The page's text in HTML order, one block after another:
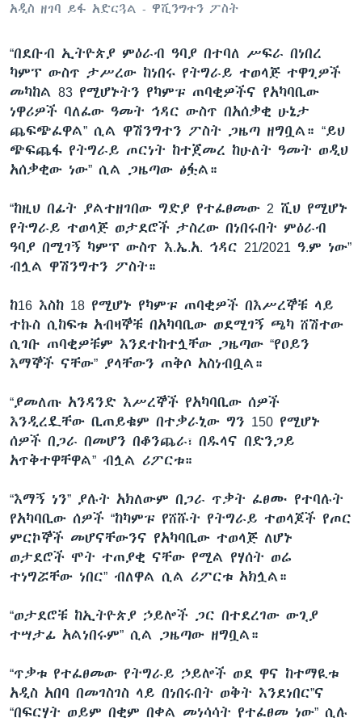
አዲስ ዘገባ ይፋ አድርጓል - ዋሺንግተን ፖስት
“በደቡብ ኢትዮጵያ ምዕራብ ዓባያ በተባለ ሥፍራ በነበረ
ካምፕ ውስጥ ታሥረው ከነበሩ የትግራይ ተወላጅ ተዋጊዎች
መካከል 83 የሚሆኑትን የካምፑ ጠባቂዎችና የአካባቢው
ነዋሪዎች ባለፈው ዓመት ኅዳር ውስጥ በአሰቃቂ ሁኔታ
ጨፍጭፈዋል” ሲል ዋሽንግተን ፖስት ጋዜጣ ዘግቧል። “ይህ
ጭፍጨፋ የትግራይ ጦርነት ከተጀመረ ከሁለት ዓመት ወዲህ
አሰቃቂው ነው” ሲል ጋዜጣው ፅፏል።
“ከዚህ በፊት ያልተዘገበው ግድያ የተፈፀመው 2 ሺህ የሚሆኑ
የትግራይ ተወላጅ ወታደሮች ታስረው በነበሩበት ምዕራብ
ዓባያ በሚገኝ ካምፕ ውስጥ እ.ኤ.አ. ኅዳር 21/2021 ዓ.ም ነው”
ብሏል ዋሽንግተን ፖስት።
ከ16 እስከ 18 የሚሆኑ የካምፑ ጠባቂዎች በእሥረኞቹ ላይ
ተኩስ ሲከፍቱ አብዛኞቹ በአካባቢው ወደሚገኝ ጫካ ሸሽተው
ሲገቡ ጠባቂዎቹም እንደተከተሏቸው ጋዜጣው “የዐይን
እማኞች ናቸው” ያላቸውን ጠቅሶ አስነብቧል።
“ያመለጡ አንዳንድ እሥረኞች የአካባቢው ሰዎች
እንዲረዷቸው ቢጠይቁም በተቃራኒው ግን 150 የሚሆኑ
ሰዎች በጋራ በመሆን በቆንጨራ፣ በዱላና በድንጋይ
አጥቅተዋቸዋል” ብሏል ሪፖርቱ።
“እማኝ ነን” ያሉት አክለውም በጋራ ጥቃት ፈፀሙ የተባሉት
የአካባቢው ሰዎች “ከካምፑ የሸሹት የትግራይ ተወላጆች የጦር
ምርኮኞች መሆናቸውንና የአካባቢው ተወላጅ ለሆኑ
ወታደሮች ሞት ተጠያቂ ናቸው የሚል የሃሰት ወሬ
ተነግሯቸው ነበር” ብለዋል ሲል ሪፖርቱ አክሏል።
“ወታደሮቹ ከኢትዮጵያ ኃይሎች ጋር በተደረገው ውጊያ
ተሣታፊ አልነበሩም” ሲል ጋዜጣው ዘግቧል።
“ጥቃቱ የተፈፀመው የትግራይ ኃይሎች ወደ ዋና ከተማዪቱ
አዲስ አበባ በመገስገስ ላይ በነበሩበት ወቅት እንደነበር”ና
“በፍርሃት ወይም በቂም በቀል መነሳሳት የተፈፀመ ነው” ሲሉ